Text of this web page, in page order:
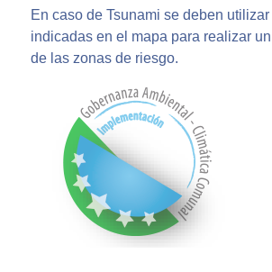
En caso de Tsunami se deben
indicadas en el mapa para realizar
de las zonas de riesgo.